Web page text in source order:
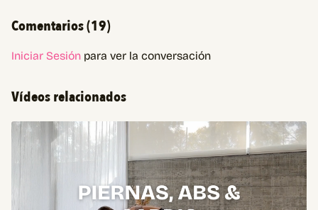
Comentarios (19)
Iniciar Sesión para ver la conversación
Vídeos relacionados